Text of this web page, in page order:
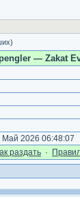
— Zakat
2026 06:48:07
раздать ·